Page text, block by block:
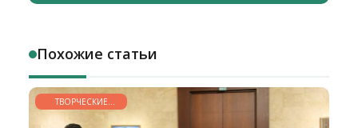
Похожие статьи
ТВОРЧЕСКИЕ
ГОРИЗОНТЫ